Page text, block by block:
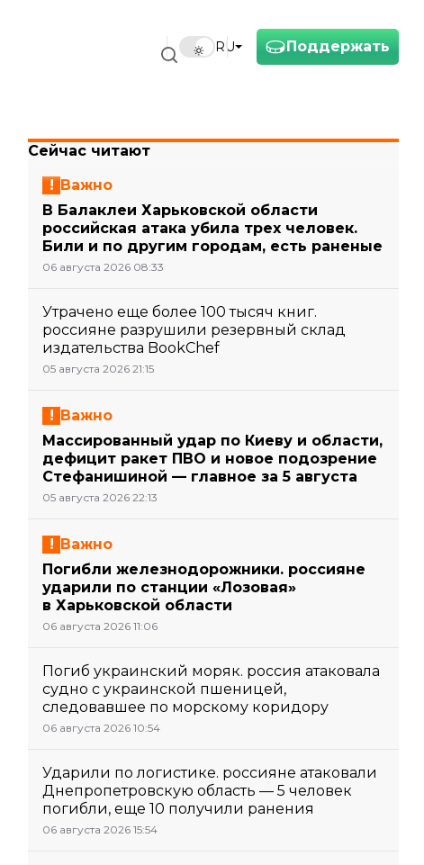
Поддержать
RU
Сейчас читают
Важно
В Балаклеи Харьковской области
российская атака убила трех человек.
Били и по другим городам, есть раненые
06 августа 2026 08:33
Утрачено еще более 100 тысяч книг.
россияне разрушили резервный склад
издательства BookChef
05 августа 2026 21:15
Важно
Массированный удар по Киеву и области,
дефицит ракет ПВО и новое подозрение
Стефанишиной — главное за 5 августа
05 августа 2026 22:13
Важно
Погибли железнодорожники. россияне
ударили по станции «Лозовая»
в Харьковской области
06 августа 2026 11:06
Погиб украинский моряк. россия атаковала
судно с украинской пшеницей,
следовавшее по морскому коридору
06 августа 2026 10:54
Ударили по логистике. россияне атаковали
Днепропетровскую область — 5 человек
погибли, еще 10 получили ранения
06 августа 2026 15:54